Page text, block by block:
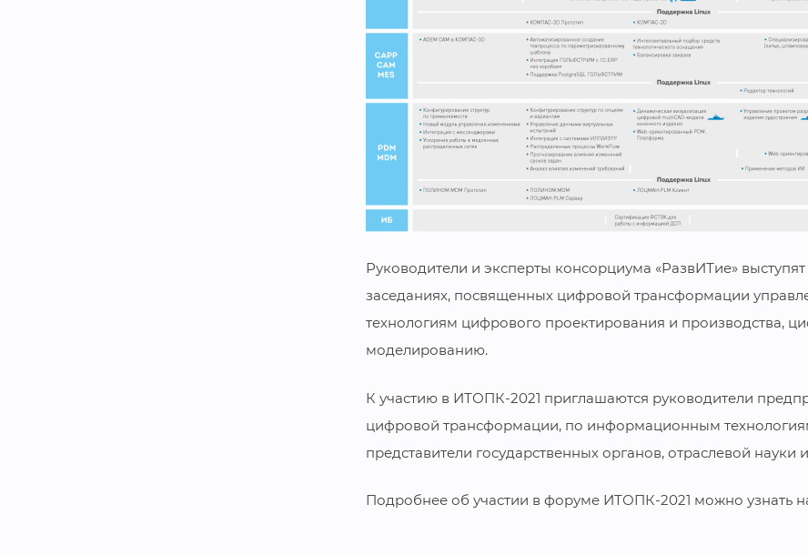
Руководители и эксперты консорциума «РазвИТие»
заседаниях, посвященных цифровой трансформации
технологиям цифрового проектирования и производства,
моделированию.
К участию в ИТОПК-2021 приглашаются руководители
цифровой трансформации, по информационным
представители государственных органов, отраслевой
Подробнее об участии в форуме ИТОПК-2021 можно узнать